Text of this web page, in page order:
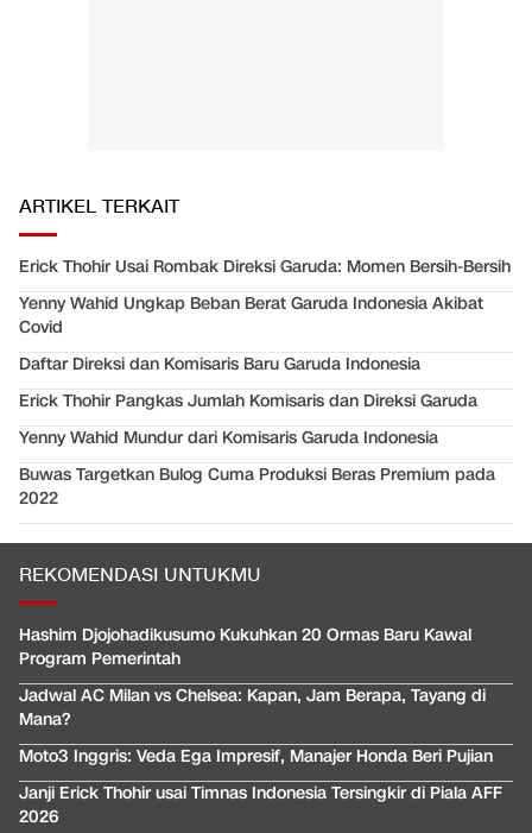
ARTIKEL TERKAIT
Erick Thohir Usai Rombak Direksi Garuda: Momen Bersih-Bersih
Yenny Wahid Ungkap Beban Berat Garuda Indonesia Akibat
Covid
Daftar Direksi dan Komisaris Baru Garuda Indonesia
Erick Thohir Pangkas Jumlah Komisaris dan Direksi Garuda
Yenny Wahid Mundur dari Komisaris Garuda Indonesia
Buwas Targetkan Bulog Cuma Produksi Beras Premium pada
2022
REKOMENDASI UNTUKMU
Hashim Djojohadikusumo Kukuhkan 20 Ormas Baru Kawal
Program Pemerintah
Jadwal AC Milan vs Chelsea: Kapan, Jam Berapa, Tayang di
Mana?
Moto3 Inggris: Veda Ega Impresif, Manajer Honda Beri Pujian
Janji Erick Thohir usai Timnas Indonesia Tersingkir di Piala AFF
2026